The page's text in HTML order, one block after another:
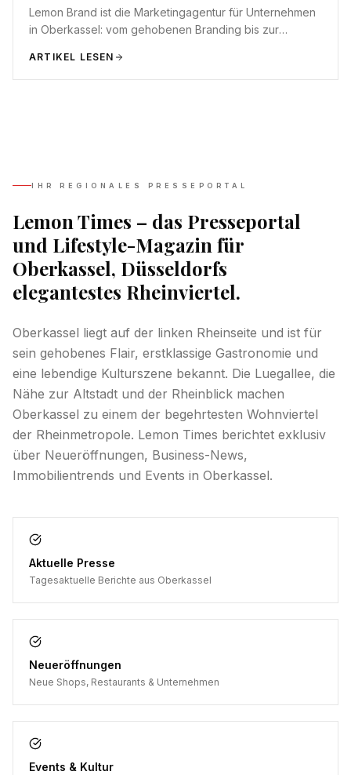
Lemon Brand ist die Marketingagentur für Unternehmen
in Oberkassel: vom gehobenen Branding bis zur
ARTIKEL LESEN
IHR REGIONALES PRESSEPORTAL
Lemon Times – das Presseportal
und Lifestyle-Magazin für
Oberkassel, Düsseldorfs
elegantestes Rheinviertel.
Oberkassel liegt auf der linken Rheinseite und ist für
sein gehobenes Flair, erstklassige Gastronomie und
eine lebendige Kulturszene bekannt. Die Luegallee, die
Nähe zur Altstadt und der Rheinblick machen
Oberkassel zu einem der begehrtesten Wohnviertel
der Rheinmetropole. Lemon Times berichtet exklusiv
über Neueröffnungen, Business-News,
Immobilientrends und Events in Oberkassel.
Aktuelle Presse
Tagesaktuelle Berichte aus Oberkassel
Neueröffnungen
Neue Shops, Restaurants & Unternehmen
Events & Kultur